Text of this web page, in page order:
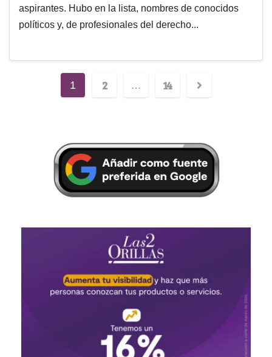
aspirantes. Hubo en la lista, nombres de conocidos
políticos y, de profesionales del derecho...
1 2 … 14